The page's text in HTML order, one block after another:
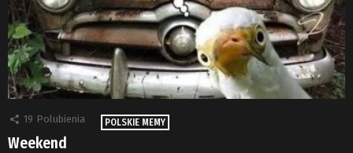
19 Polubienia POLSKIE MEMY
Weekend